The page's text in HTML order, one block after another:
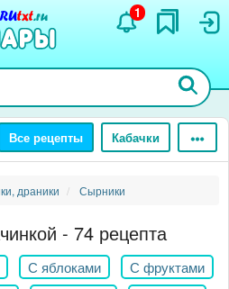
1
Все рецепты Кабачки
драники Сырники
- 74 рецепта
С яблоками
С фруктами